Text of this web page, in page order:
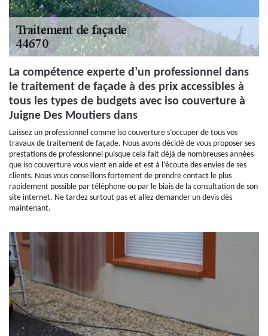
La compétence experte d’un professionnel dans
le traitement de façade à des prix accessibles à
tous les types de budgets avec iso couverture à
Juigne Des Moutiers dans
Laissez un professionnel comme iso couverture s’occuper de tous vos
travaux de traitement de façade. Nous avons décidé de vous proposer ses
prestations de professionnel puisque cela fait déjà de nombreuses années
que iso couverture vous vient en aide et est à l’écoute des envies de ses
clients. Nous vous conseillons fortement de prendre contact le plus
rapidement possible par téléphone ou par le biais de la consultation de son
site internet. Ne tardez surtout pas et allez demander un devis dès
maintenant.